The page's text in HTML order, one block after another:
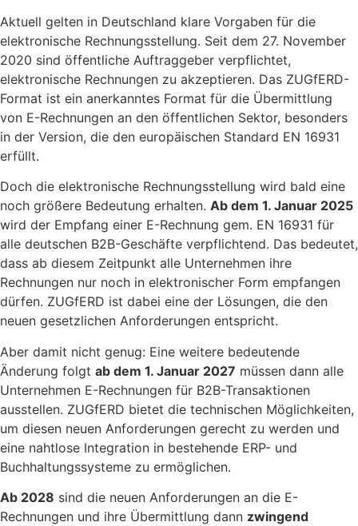
Aktuell gelten in Deutschland klare Vorgaben für die
elektronische Rechnungsstellung. Seit dem 27. November
2020 sind öffentliche Auftraggeber verpflichtet,
elektronische Rechnungen zu akzeptieren. Das ZUGfERD-
Format ist ein anerkanntes Format für die Übermittlung
von E-Rechnungen an den öffentlichen Sektor, besonders
in der Version, die den europäischen Standard EN 16931
erfüllt.
Doch die elektronische Rechnungsstellung wird bald eine
noch größere Bedeutung erhalten. Ab dem 1. Januar 2025
wird der Empfang einer E-Rechnung gem. EN 16931 für
alle deutschen B2B-Geschäfte verpflichtend. Das bedeutet,
dass ab diesem Zeitpunkt alle Unternehmen ihre
Rechnungen nur noch in elektronischer Form empfangen
dürfen. ZUGfERD ist dabei eine der Lösungen, die den
neuen gesetzlichen Anforderungen entspricht.
Aber damit nicht genug: Eine weitere bedeutende
Änderung folgt ab dem 1. Januar 2027 müssen dann alle
Unternehmen E-Rechnungen für B2B-Transaktionen
ausstellen. ZUGfERD bietet die technischen Möglichkeiten,
um diesen neuen Anforderungen gerecht zu werden und
eine nahtlose Integration in bestehende ERP- und
Buchhaltungssysteme zu ermöglichen.
Ab 2028 sind die neuen Anforderungen an die E-
Rechnungen und ihre Übermittlung dann zwingend